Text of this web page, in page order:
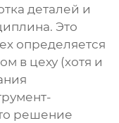
деталей и
Это
определяется
в цеху (хотя и
решение